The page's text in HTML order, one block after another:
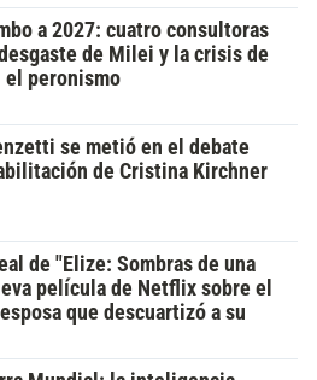
a 2027: cuatro consultoras
de Milei y la crisis de
el peronismo
se metió en el debate
de Cristina Kirchner
de "Elize: Sombras de una
película de Netflix sobre el
que descuartizó a su